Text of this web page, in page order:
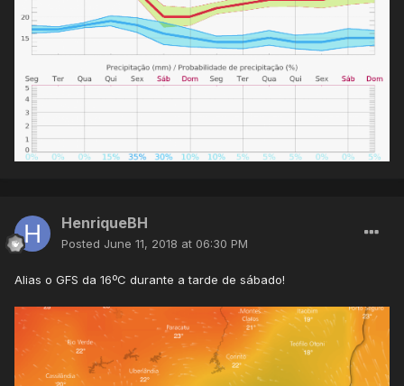
HenriqueBH
Posted June 11, 2018 at 06:30 PM
Alias o GFS da 16ºC durante a tarde de sábado!